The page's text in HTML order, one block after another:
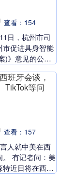
查看：154
日，杭州市司
市促进具身智能
)》意见的公
班牙会谈，
TikTok等问
查看：157
人就中美在西
。 有记者问：美
近日将在西班